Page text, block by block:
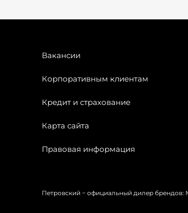
Вакансии
Корпоративным клиентам
Кредит и страхование
Карта сайта
Правовая информация
Петровский − официальный дилер брендов: